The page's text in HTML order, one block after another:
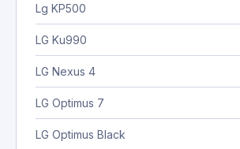
Lg KP500
LG Ku990
LG Nexus 4
LG Optimus 7
LG Optimus Black